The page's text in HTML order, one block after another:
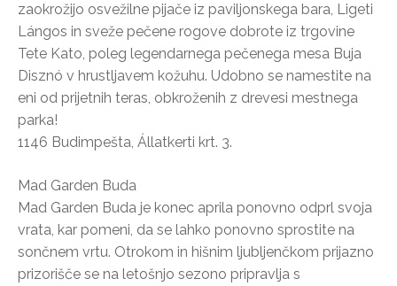
zaokrožijo osvežilne pijače iz paviljonskega bara, Ligeti
Lángos in sveže pečene rogove dobrote iz trgovine
Tete Kato, poleg legendarnega pečenega mesa Buja
Disznó v hrustljavem kožuhu. Udobno se namestite na
eni od prijetnih teras, obkroženih z drevesi mestnega
parka!
1146 Budimpešta, Állatkerti krt. 3.
Mad Garden Buda
Mad Garden Buda je konec aprila ponovno odprl svoja
vrata, kar pomeni, da se lahko ponovno sprostite na
sončnem vrtu. Otrokom in hišnim ljubljenčkom prijazno
prizorišče se na letošnjo sezono pripravlja s